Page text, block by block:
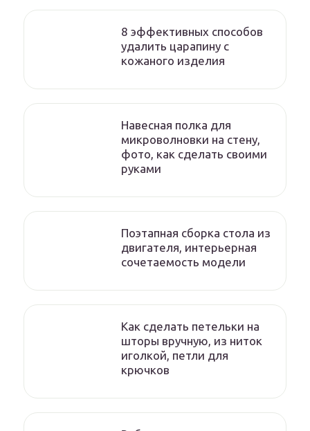
8 эффективных способов
удалить царапину с
кожаного изделия
Навесная полка для
микроволновки на стену,
фото, как сделать своими
руками
Поэтапная сборка стола из
двигателя, интерьерная
сочетаемость модели
Как сделать петельки на
шторы вручную, из ниток
иголкой, петли для
крючков